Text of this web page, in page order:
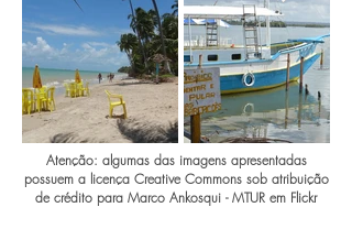
Atenção: algumas das imagens apresentadas
possuem a licença Creative Commons sob atribuição
de crédito para Marco Ankosqui - MTUR em Flickr